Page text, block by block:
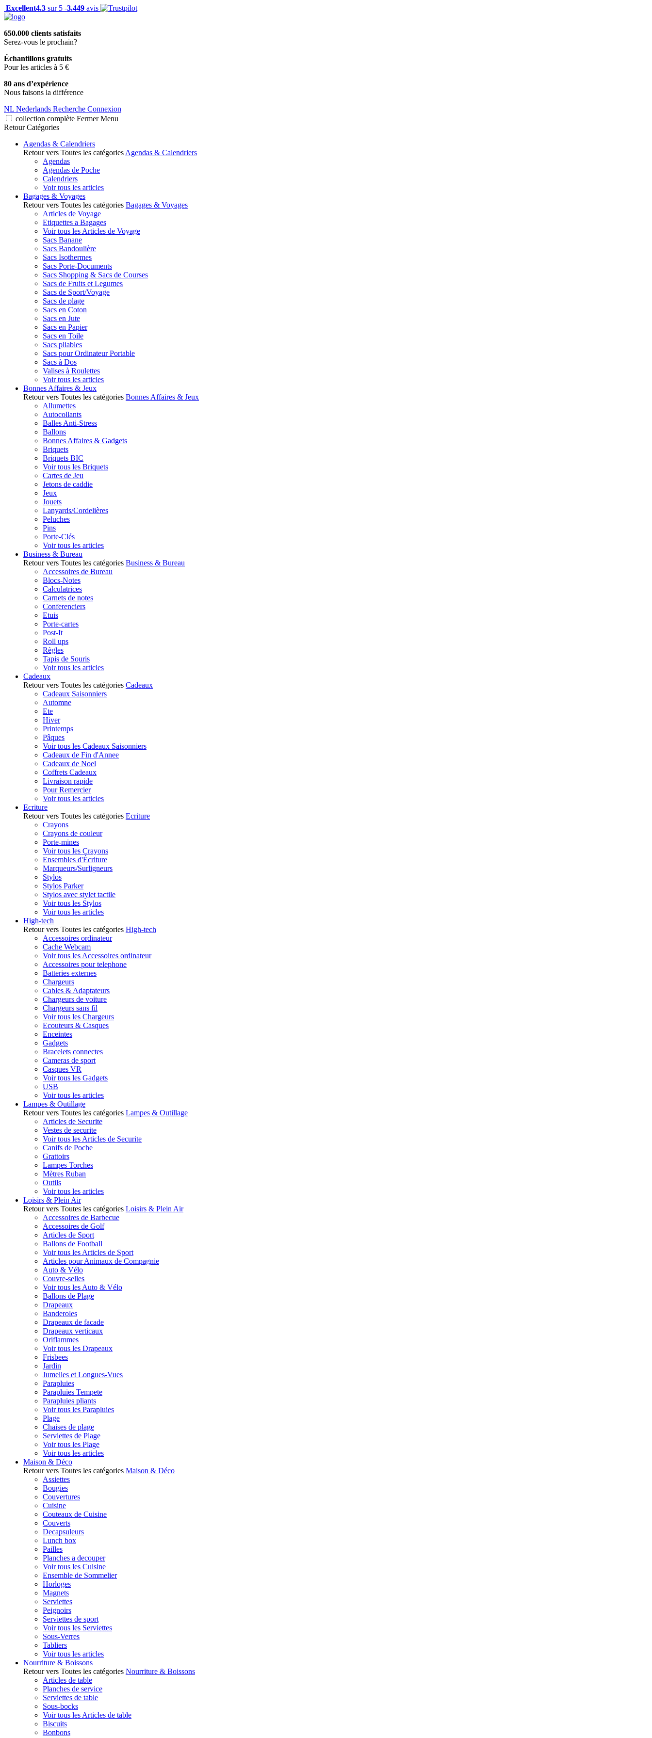
Excellent4.3 sur 5 -3.449 avis
650.000 clients satisfaits
Serez-vous le prochain?
Échantillons gratuits
Pour les articles à 5 €
80 ans d’expérience
Nous faisons la différence
NL Nederlands Recherche Connexion
collection complète Fermer Menu
Retour Catégories
Agendas & Calendriers
Retour vers Toutes les catégories Agendas & Calendriers
Agendas
Agendas de Poche
Calendriers
Voir tous les articles
Bagages & Voyages
Retour vers Toutes les catégories Bagages & Voyages
Articles de Voyage
Etiquettes a Bagages
Voir tous les Articles de Voyage
Sacs Banane
Sacs Bandoulière
Sacs Isothermes
Sacs Porte-Documents
Sacs Shopping & Sacs de Courses
Sacs de Fruits et Legumes
Sacs de Sport/Voyage
Sacs de plage
Sacs en Coton
Sacs en Jute
Sacs en Papier
Sacs en Toile
Sacs pliables
Sacs pour Ordinateur Portable
Sacs à Dos
Valises à Roulettes
Voir tous les articles
Bonnes Affaires & Jeux
Retour vers Toutes les catégories Bonnes Affaires & Jeux
Allumettes
Autocollants
Balles Anti-Stress
Ballons
Bonnes Affaires & Gadgets
Briquets
Briquets BIC
Voir tous les Briquets
Cartes de Jeu
Jetons de caddie
Jeux
Jouets
Lanyards/Cordelières
Peluches
Pins
Porte-Clés
Voir tous les articles
Business & Bureau
Retour vers Toutes les catégories Business & Bureau
Accessoires de Bureau
Blocs-Notes
Calculatrices
Carnets de notes
Conferenciers
Etuis
Porte-cartes
Post-It
Roll ups
Règles
Tapis de Souris
Voir tous les articles
Cadeaux
Retour vers Toutes les catégories Cadeaux
Cadeaux Saisonniers
Automne
Ete
Hiver
Printemps
Pâques
Voir tous les Cadeaux Saisonniers
Cadeaux de Fin d'Annee
Cadeaux de Noel
Coffrets Cadeaux
Livraison rapide
Pour Remercier
Voir tous les articles
Ecriture
Retour vers Toutes les catégories Ecriture
Crayons
Crayons de couleur
Porte-mines
Voir tous les Crayons
Ensembles d'Écriture
Marqueurs/Surligneurs
Stylos
Stylos Parker
Stylos avec stylet tactile
Voir tous les Stylos
Voir tous les articles
High-tech
Retour vers Toutes les catégories High-tech
Accessoires ordinateur
Cache Webcam
Voir tous les Accessoires ordinateur
Accessoires pour telephone
Batteries externes
Chargeurs
Cables & Adaptateurs
Chargeurs de voiture
Chargeurs sans fil
Voir tous les Chargeurs
Ecouteurs & Casques
Enceintes
Gadgets
Bracelets connectes
Cameras de sport
Casques VR
Voir tous les Gadgets
USB
Voir tous les articles
Lampes & Outillage
Retour vers Toutes les catégories Lampes & Outillage
Articles de Securite
Vestes de securite
Voir tous les Articles de Securite
Canifs de Poche
Grattoirs
Lampes Torches
Mètres Ruban
Outils
Voir tous les articles
Loisirs & Plein Air
Retour vers Toutes les catégories Loisirs & Plein Air
Accessoires de Barbecue
Accessoires de Golf
Articles de Sport
Ballons de Football
Voir tous les Articles de Sport
Articles pour Animaux de Compagnie
Auto & Vélo
Couvre-selles
Voir tous les Auto & Vélo
Ballons de Plage
Drapeaux
Banderoles
Drapeaux de facade
Drapeaux verticaux
Oriflammes
Voir tous les Drapeaux
Frisbees
Jardin
Jumelles et Longues-Vues
Parapluies
Parapluies Tempete
Parapluies pliants
Voir tous les Parapluies
Plage
Chaises de plage
Serviettes de Plage
Voir tous les Plage
Voir tous les articles
Maison & Déco
Retour vers Toutes les catégories Maison & Déco
Assiettes
Bougies
Couvertures
Cuisine
Couteaux de Cuisine
Couverts
Decapsuleurs
Lunch box
Pailles
Planches a decouper
Voir tous les Cuisine
Ensemble de Sommelier
Horloges
Magnets
Serviettes
Peignoirs
Serviettes de sport
Voir tous les Serviettes
Sous-Verres
Tabliers
Voir tous les articles
Nourriture & Boissons
Retour vers Toutes les catégories Nourriture & Boissons
Articles de table
Planches de service
Serviettes de table
Sous-bocks
Voir tous les Articles de table
Biscuits
Bonbons